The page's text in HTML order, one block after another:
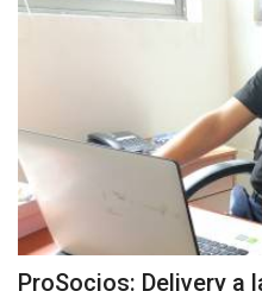
Crónica
Tribunales
Deporte
Política
ProSocios: Delivery a